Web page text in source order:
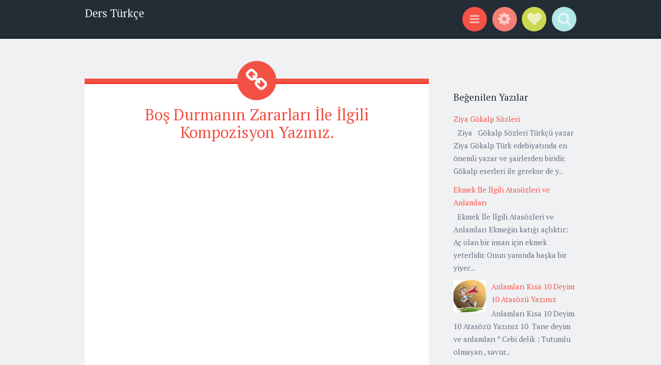
Ders Türkçe
Menu WidgetsSocial Links
Search
Boş Durmanın Zararları İle İlgili
Kompozisyon Yazınız.
Beğenilen Yazılar
Ziya Gökalp Sözleri
Ziya Gökalp Sözleri Türkçü yazar
Ziya Gökalp Türk edebiyatında en
önemli yazar ve şairlerden biridir.
Gökalp eserleri ile gerekse de y...
Ekmek İle İlgili Atasözleri ve
Anlamları
Ekmek İle İlgili Atasözleri ve
Anlamları Ekmeğin katığı açlıktır:
Aç olan bir insan için ekmek
yeterlidir. Onun yanında başka bir
yiyec...
Anlamları Kısa 10 Deyim
10 Atasözü Yazınız
Anlamları Kısa 10 Deyim
10 Atasözü Yazınız 10 Tane deyim
ve anlamları * Cebi delik : Tutumlu
olmayan , savur...